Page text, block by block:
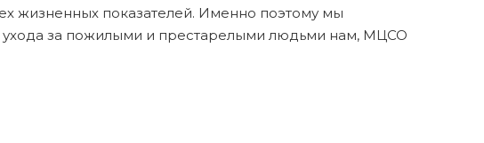
жизненных показателей. Именно поэтому мы
за пожилыми и престарелыми людьми нам, МЦСО